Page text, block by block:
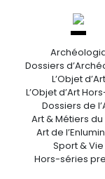
Dossiers
L’Objet d’Art
L’Objet d’Art
Dossiers de
Art & Métiers du
Art de
Sport & Vie
Hors-séries